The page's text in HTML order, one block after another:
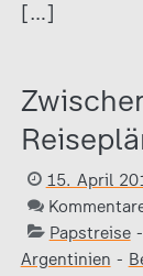
[…]
15. April
Papstreise-
Argentinien -